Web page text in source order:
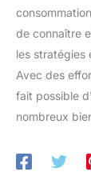
de connaître
les stratégies
Avec des
fait possible
nombreux